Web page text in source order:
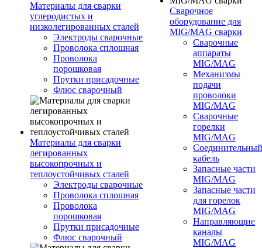
Материалы для сварки
углеродистых и
низколегированных сталей
Электроды сварочные
Проволока сплошная
Проволока
порошковая
Прутки присадочные
Флюс сварочный
Материалы для сварки
легированных
высокопрочных и
теплоустойчивых сталей
Электроды сварочные
Проволока сплошная
Проволока
порошковая
Прутки присадочные
Флюс сварочный
Сварочное
оборудование для
MIG/MAG сварки
Сварочные
аппараты
MIG/MAG
Механизмы
подачи
проволоки
MIG/MAG
Сварочные
горелки
MIG/MAG
Соединительный
кабель
Запасные части
MIG/MAG
Запасные части
для горелок
MIG/MAG
Направляющие
каналы
MIG/MAG